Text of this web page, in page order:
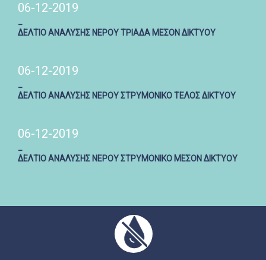
06-12-2019
ΔΕΛΤΙΟ ΑΝΑΛΥΣΗΣ ΝΕΡΟΥ ΤΡΙΑΔΑ ΜΕΣΟΝ ΔΙΚΤΥΟΥ
06-12-2019
ΔΕΛΤΙΟ ΑΝΑΛΥΣΗΣ ΝΕΡΟΥ ΣΤΡΥΜΟΝΙΚΟ ΤΕΛΟΣ ΔΙΚΤΥΟΥ
06-12-2019
ΔΕΛΤΙΟ ΑΝΑΛΥΣΗΣ ΝΕΡΟΥ ΣΤΡΥΜΟΝΙΚΟ ΜΕΣΟΝ ΔΙΚΤΥΟΥ